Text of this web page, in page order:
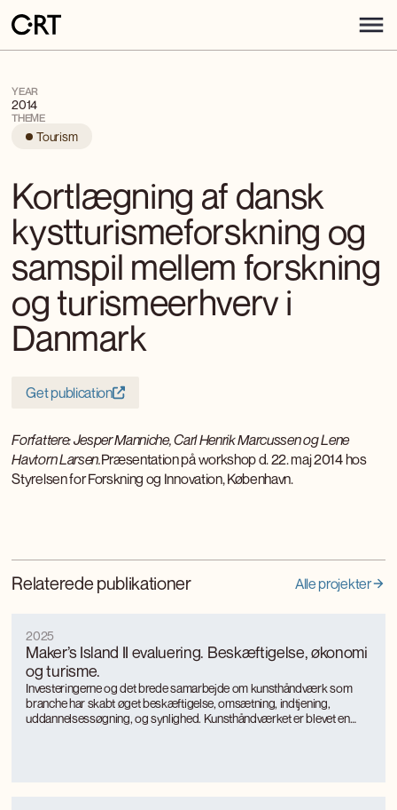
YEAR
2014
THEME
Tourism
Kortlægning af dansk
kystturismeforskning og
samspil mellem forskning
og turismeerhverv i
Danmark
Get publication
Forfattere: Jesper Manniche, Carl Henrik Marcussen og Lene
Havtorn Larsen.Præsentation på workshop d. 22. maj 2014 hos
Styrelsen for Forskning og Innovation, København.
Relaterede publikationer Alle projekter
Maker’s Island II evaluering. Beskæftigelse, økonomi
og turisme.
2025
Investeringerne og det brede samarbejde om kunsthåndværk som
branche har skabt øget beskæftigelse, omsætning, indtjening,
uddannelsessøgning, og synlighed. Kunsthåndværket er blevet en